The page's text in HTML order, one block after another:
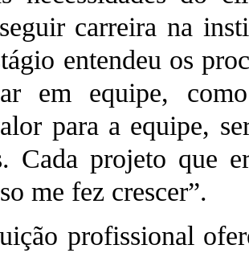
carreira na
entendeu os
em equipe,
para a equipe,
Cada projeto que
me fez crescer”.
profissional